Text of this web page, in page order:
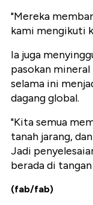
"Mereka
kami mengikuti
Ia juga
pasokan
selama ini
dagang global.
"Kita semua
tanah jarang,
Jadi
berada di
(fab/fab)